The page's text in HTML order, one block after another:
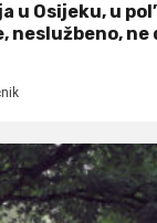
u Osijeku, u
neslužbeno, ne